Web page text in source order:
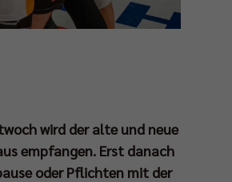
wird der alte und neue
empfangen. Erst danach
oder Pflichten mit der